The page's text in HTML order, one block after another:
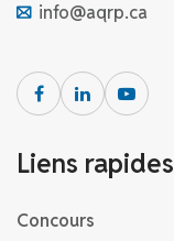
info@aqrp.ca
Liens rapides
Concours